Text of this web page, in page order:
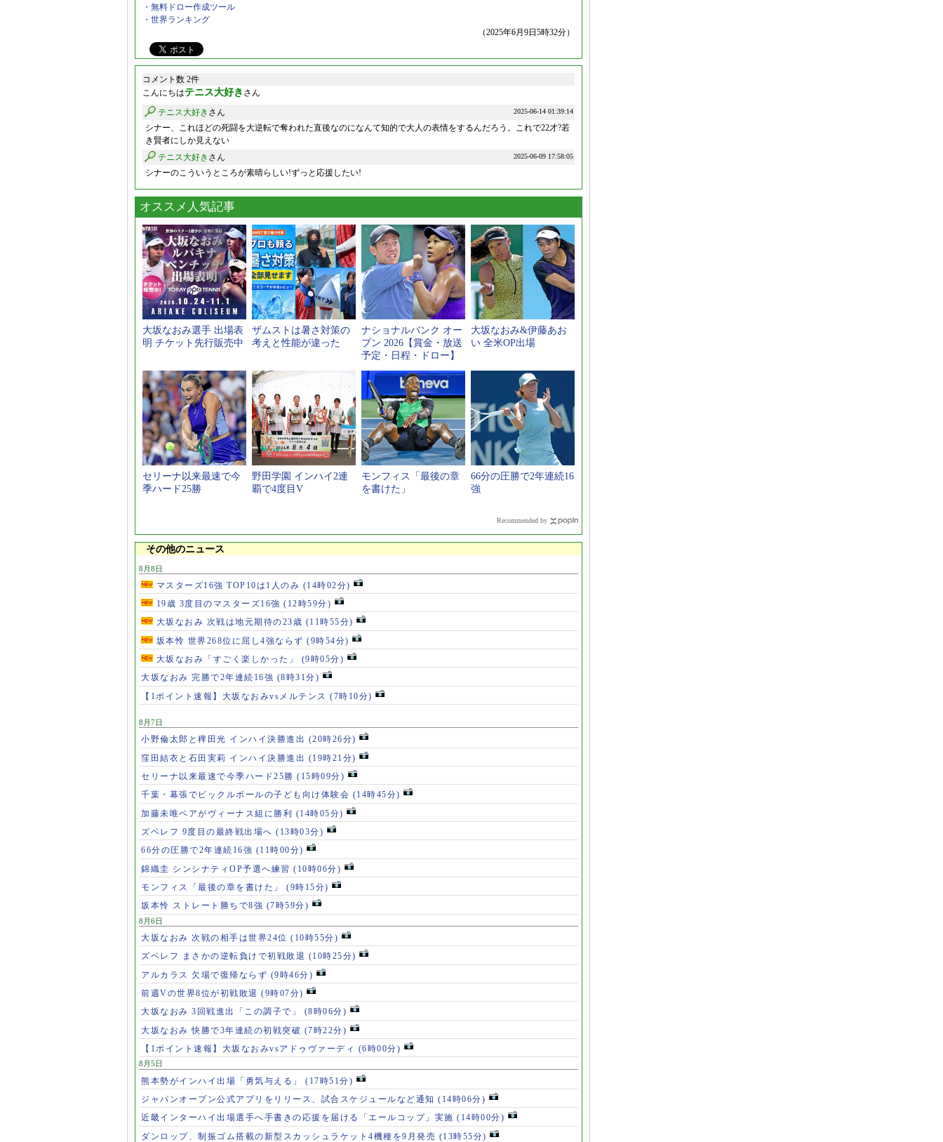
・無料ドロー作成ツール
・世界ランキング
（2025年6月9日5時32分）
コメント数 2件
こんにちはテニス大好き さん
2025-06-14 01:39:14
テニス大好き さん
シナー、これほどの死闘を大逆転で奪われた直後なのになんて知的で大人の表情をするんだろう。これで22才?若
き賢者にしか見えない
2025-06-09 17:58:05
テニス大好き さん
シナーのこういうところが素晴らしい!ずっと応援したい!
オススメ人気記事
大坂なおみ選手 出場表
明 チケット先行販売中
ザムストは暑さ対策の
考えと性能が違った
ナショナルバンク オー
プン 2026【賞金・放送
予定・日程・ドロー】
大坂なおみ&伊藤あお
い 全米OP出場
セリーナ以来最速で今
季ハード25勝
野田学園 インハイ2連
覇で4度目V
モンフィス「最後の章
を書けた」
66分の圧勝で2年連続16
強
Recommended by
その他のニュース
8月8日
マスターズ16強 TOP10は1人のみ (14時02分)
19歳 3度目のマスターズ16強 (12時59分)
大坂なおみ 次戦は地元期待の23歳 (11時55分)
坂本怜 世界268位に屈し4強ならず (9時54分)
大坂なおみ「すごく楽しかった」 (9時05分)
大坂なおみ 完勝で2年連続16強 (8時31分)
【1ポイント速報】大坂なおみvsメルテンス (7時10分)
8月7日
小野倫太郎と稗田光 インハイ決勝進出 (20時26分)
窪田結衣と石田実莉 インハイ決勝進出 (19時21分)
セリーナ以来最速で今季ハード25勝 (15時09分)
千葉・幕張でピックルボールの子ども向け体験会 (14時45分)
加藤未唯ペアがヴィーナス組に勝利 (14時05分)
ズベレフ 9度目の最終戦出場へ (13時03分)
66分の圧勝で2年連続16強 (11時00分)
錦織圭 シンシナティOP予選へ練習 (10時06分)
モンフィス「最後の章を書けた」 (9時15分)
坂本怜 ストレート勝ちで8強 (7時59分)
8月6日
大坂なおみ 次戦の相手は世界24位 (10時55分)
ズベレフ まさかの逆転負けで初戦敗退 (10時25分)
アルカラス 欠場で復帰ならず (9時46分)
前週Vの世界8位が初戦敗退 (9時07分)
大坂なおみ 3回戦進出「この調子で」 (8時06分)
大坂なおみ 快勝で3年連続の初戦突破 (7時22分)
【1ポイント速報】大坂なおみvsアドゥヴァーディ (6時00分)
8月5日
熊本勢がインハイ出場「勇気与える」 (17時51分)
ジャパンオープン公式アプリをリリース、試合スケジュールなど通知 (14時06分)
近畿インターハイ出場選手へ手書きの応援を届ける「エールコップ」実施 (14時00分)
ダンロップ、制振ゴム搭載の新型スカッシュラケット4機種を9月発売 (13時55分)